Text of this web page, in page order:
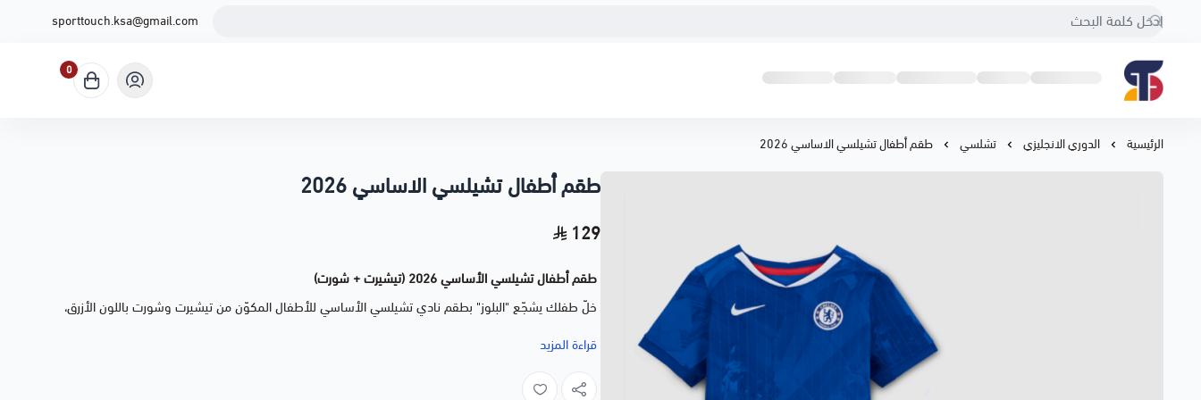
sporttouch.ksa@gmail.com
Sport Touch
0
الرئيسية الدوري الانجليزي تشلسي طقم أطفال تشيلسي الاساسي 2026
طقم أطفال تشيلسي الاساسي 2026
129
طقم أطفال تشيلسي الأساسي 2026 (تيشيرت + شورت)
خلّ طفلك يشجّع "البلوز" بطقم نادي تشيلسي الأساسي للأطفال المكوّن من تيشيرت وشورت باللون الأزرق،
طقم رياضي مريح بتصميم مستوحى من ألوان النادي.
خامة ناعمة ومريحة على بشرة الأطفال
قراءة المزيد